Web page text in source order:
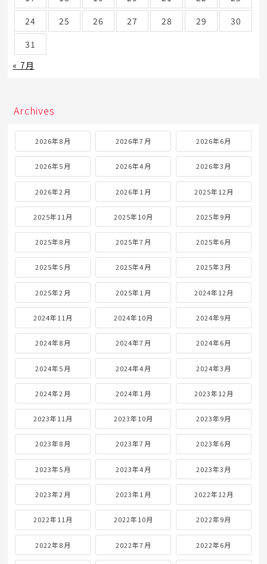
24
25 26 27 28 29
30
31
« 7月
Archives
2026年8月 2026年7月 2026年6月
2026年5月 2026年4月 2026年3月
2026年2月 2026年1月 2025年12月
2025年11月 2025年10月 2025年9月
2025年8月 2025年7月 2025年6月
2025年5月 2025年4月 2025年3月
2025年2月 2025年1月 2024年12月
2024年11月 2024年10月 2024年9月
2024年8月 2024年7月 2024年6月
2024年5月 2024年4月 2024年3月
2024年2月 2024年1月 2023年12月
2023年11月 2023年10月 2023年9月
2023年8月 2023年7月 2023年6月
2023年5月 2023年4月 2023年3月
2023年2月 2023年1月 2022年12月
2022年11月 2022年10月 2022年9月
2022年8月 2022年7月 2022年6月